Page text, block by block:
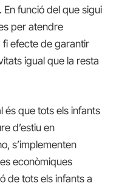
En funció del que sigui
per atendre
efecte de garantir
igual que la resta
és que tots els infants
d’estiu en
s’implementen
econòmiques
de tots els infants a